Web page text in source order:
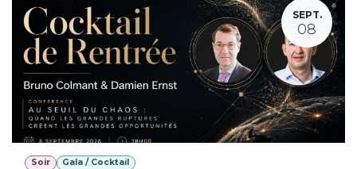
SEPT.
08
Soir Gala / Cocktail